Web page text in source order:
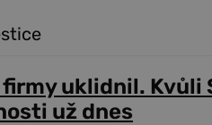
uklidnil. Kvůli
už dnes